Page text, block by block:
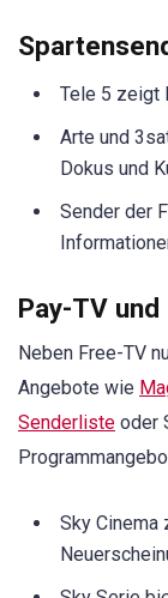
Tele 5 zeigt
Arte und
Dokus und
Sender der
Pay-TV
Neben Free-TV
Angebote wie
Senderliste oder
Sky